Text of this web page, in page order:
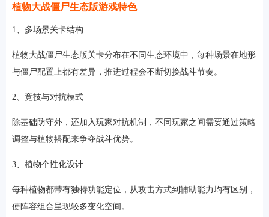
植物大战僵尸生态版游戏特色
1、多场景关卡结构
植物大战僵尸生态版关卡分布在不同生态环境中，每种场景在地形
与僵尸配置上都有差异，推进过程会不断切换战斗节奏。
2、竞技与对抗模式
除基础防守外，还加入玩家对抗机制，不同玩家之间需要通过策略
调整与植物搭配来争夺战斗优势。
3、植物个性化设计
每种植物都带有独特功能定位，从攻击方式到辅助能力均有区别，
使阵容组合呈现较多变化空间。